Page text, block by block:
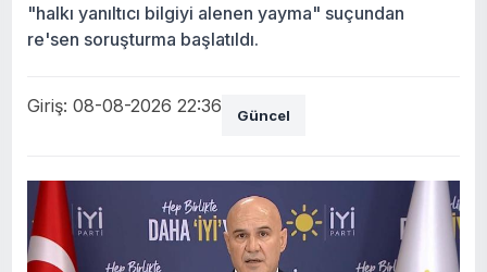
"halkı yanıltıcı bilgiyi alenen yayma" suçundan
re'sen soruşturma başlatıldı.
Giriş: 08-08-2026 22:36 Güncel